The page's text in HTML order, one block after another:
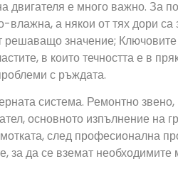
двигателя е много важно. За
влажна, а някои от тях дори
решаващо значение;
в които течността е в
с ръждата.
система. Ремонтно
основното изпълнение на
след професионална
за да се вземат